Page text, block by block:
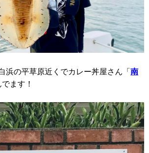
浜の平草原近くでカレー丼屋さん「 南
ます！